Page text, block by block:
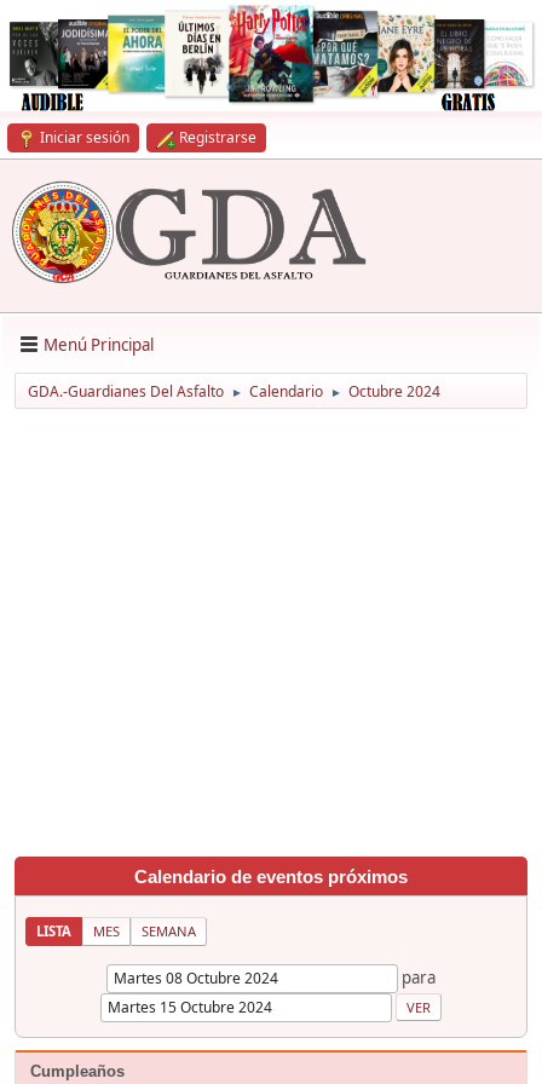
Iniciar sesión Registrarse
Menú Principal
GDA.-Guardianes Del Asfalto ► Calendario ► Octubre 2024
Calendario de eventos próximos
LISTA MES SEMANA
para
Cumpleaños